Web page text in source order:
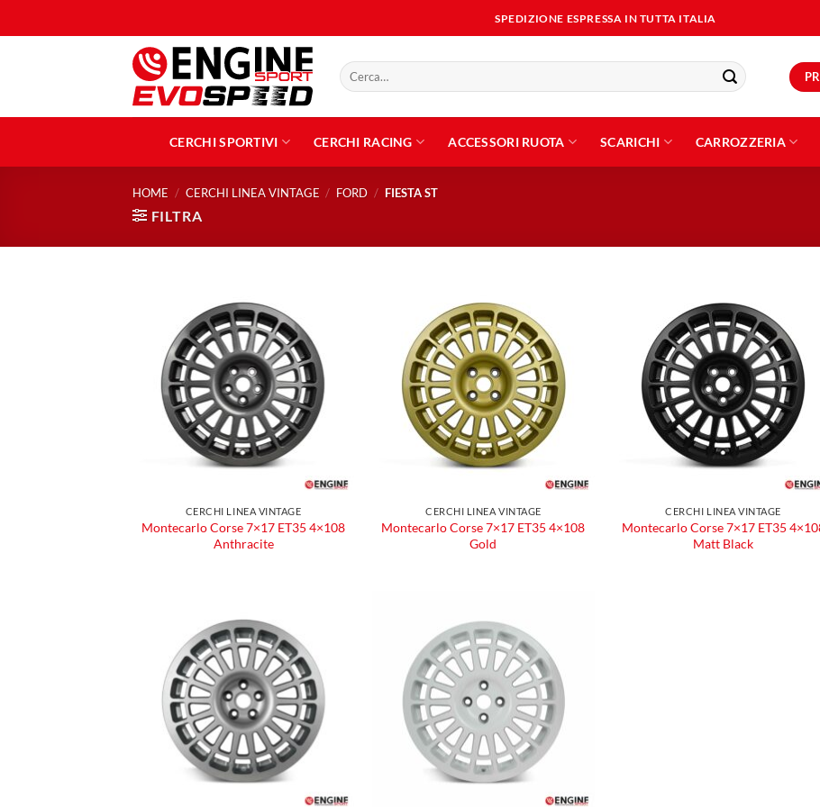
ai
SPEDIZIONE ESPRESSA IN TUTTA ITALIA
Cerca:
CERCHI SPORTIVI CERCHI RACING ACCESSORI RUOTA SCARICHI CARROZZERIA
HOME / CERCHI LINEA VINTAGE / FORD / FIESTA ST
FILTRA
Aggiungi
alla lista
dei
desideri
CERCHI LINEA VINTAGE
Montecarlo Corse 7×17 ET35 4×108
Anthracite
Aggiungi
alla lista
dei
desideri
CERCHI LINEA VINTAGE
Montecarlo Corse 7×17 ET35 4×108
Gold
Aggiungi
alla lista
dei
desideri
CERCHI LINEA VINTAGE
Montecarlo Corse 7×17 ET35
Matt Black
Aggiungi
alla lista
dei
desideri
alla lista
dei
desideri